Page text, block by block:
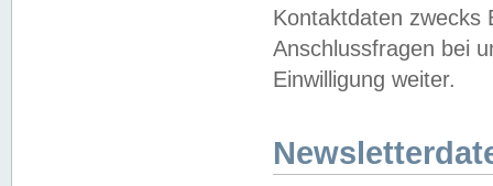
Kontaktdaten zwecks
Anschlussfragen bei
Einwilligung weiter.